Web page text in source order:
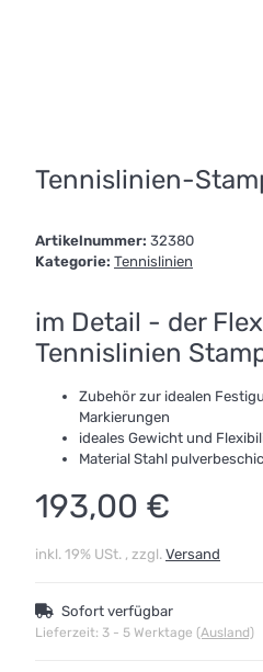
Tennislinien-
Artikelnummer: 32380
Kategorie: Tennislinien
im Detail - der
Tennislinien
Zubehör zur idealen
Markierungen
ideales Gewicht und
Material Stahl
193,00 €
inkl. 19% USt. , zzgl. Versand
Sofort verfügbar
Lieferzeit: 3 - 5 Werktage (Ausland)